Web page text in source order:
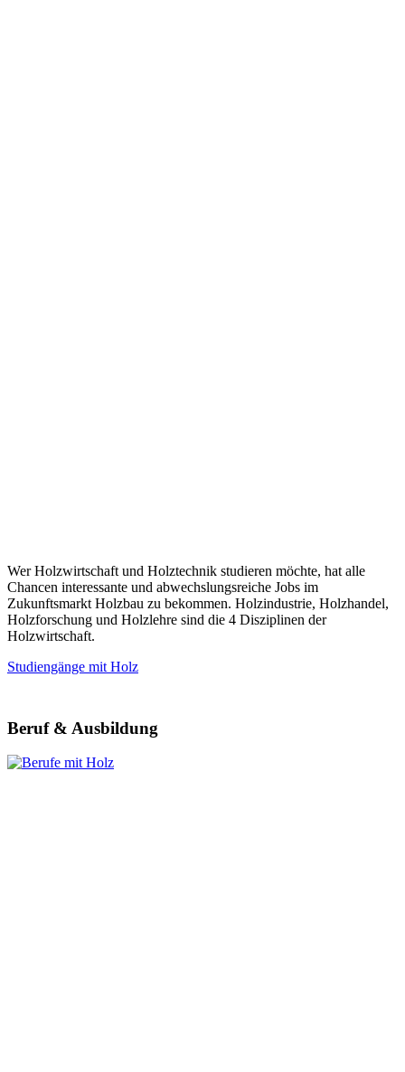
Wer Holzwirtschaft und Holztechnik studieren möchte, hat alle
Chancen interessante und abwechslungsreiche Jobs im
Zukunftsmarkt Holzbau zu bekommen. Holzindustrie, Holzhandel,
Holzforschung und Holzlehre sind die 4 Disziplinen der
Holzwirtschaft.
Studiengänge mit Holz
Beruf & Ausbildung